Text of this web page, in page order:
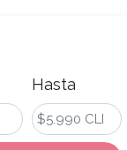
Hasta